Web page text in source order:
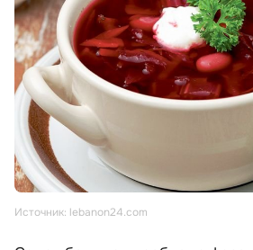
Источник: lebanon24.com